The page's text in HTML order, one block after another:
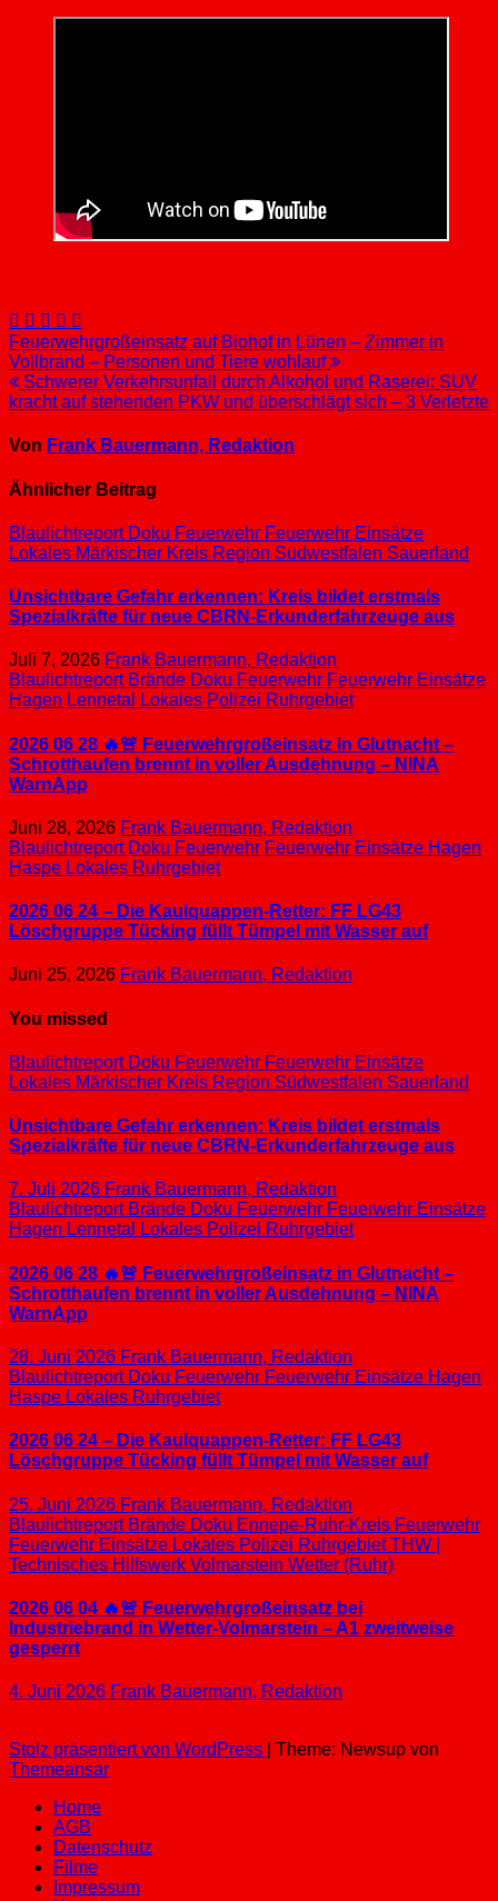
Beitragsnavigation
Feuerwehrgroßeinsatz auf Biohof in Lünen – Zimmer in
Vollbrand – Personen und Tiere wohlauf
Schwerer Verkehrsunfall durch Alkohol und Raserei: SUV
kracht auf stehenden PKW und überschlägt sich – 3 Verletzte
Von Frank Bauermann, Redaktion
Ähnlicher Beitrag
Blaulichtreport Doku Feuerwehr Feuerwehr Einsätze
Lokales Märkischer Kreis Region Südwestfalen Sauerland
Unsichtbare Gefahr erkennen: Kreis bildet erstmals
Spezialkräfte für neue CBRN-Erkunderfahrzeuge aus
Juli 7, 2026 Frank Bauermann, Redaktion
Blaulichtreport Brände Doku Feuerwehr Feuerwehr Einsätze
Hagen Lennetal Lokales Polizei Ruhrgebiet
2026 06 28 🔥🚨 Feuerwehrgroßeinsatz in Glutnacht –
Schrotthaufen brennt in voller Ausdehnung – NINA
WarnApp
Juni 28, 2026 Frank Bauermann, Redaktion
Blaulichtreport Doku Feuerwehr Feuerwehr Einsätze Hagen
Haspe Lokales Ruhrgebiet
2026 06 24 – Die Kaulquappen-Retter: FF LG43
Löschgruppe Tücking füllt Tümpel mit Wasser auf
Juni 25, 2026 Frank Bauermann, Redaktion
You missed
Blaulichtreport Doku Feuerwehr Feuerwehr Einsätze
Lokales Märkischer Kreis Region Südwestfalen Sauerland
Unsichtbare Gefahr erkennen: Kreis bildet erstmals
Spezialkräfte für neue CBRN-Erkunderfahrzeuge aus
7. Juli 2026 Frank Bauermann, Redaktion
Blaulichtreport Brände Doku Feuerwehr Feuerwehr Einsätze
Hagen Lennetal Lokales Polizei Ruhrgebiet
2026 06 28 🔥🚨 Feuerwehrgroßeinsatz in Glutnacht –
Schrotthaufen brennt in voller Ausdehnung – NINA
WarnApp
28. Juni 2026 Frank Bauermann, Redaktion
Blaulichtreport Doku Feuerwehr Feuerwehr Einsätze Hagen
Haspe Lokales Ruhrgebiet
2026 06 24 – Die Kaulquappen-Retter: FF LG43
Löschgruppe Tücking füllt Tümpel mit Wasser auf
25. Juni 2026 Frank Bauermann, Redaktion
Blaulichtreport Brände Doku Ennepe-Ruhr-Kreis Feuerwehr
Feuerwehr Einsätze Lokales Polizei RuhrgebietTHW |
Technisches Hilfswerk Volmarstein Wetter (Ruhr)
2026 06 04 🔥🚨 Feuerwehrgroßeinsatz bei
Industriebrand in Wetter-Volmarstein – A1 zweitweise
gesperrt
4. Juni 2026 Frank Bauermann, Redaktion
Stolz präsentiert von WordPress
Theme: Newsup von
Themeansar
Home
AGB
Datenschutz
Filme
Impressum